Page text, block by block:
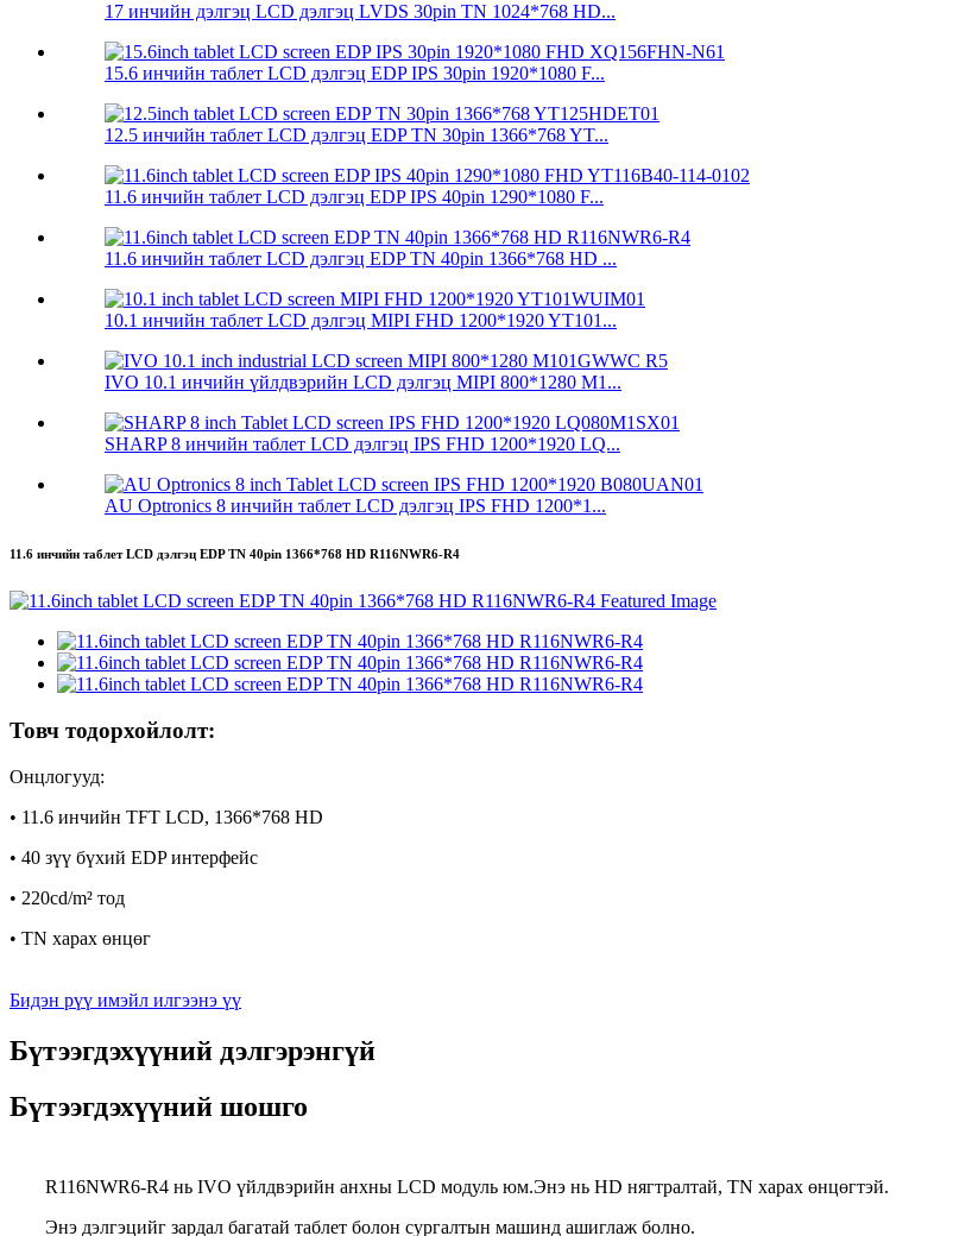
17 инчийн дэлгэц LCD дэлгэц LVDS 30pin TN 1024*768 HD...
15.6 инчийн таблет LCD дэлгэц EDP IPS 30pin 1920*1080 F...
12.5 инчийн таблет LCD дэлгэц EDP TN 30pin 1366*768 YT...
11.6 инчийн таблет LCD дэлгэц EDP IPS 40pin 1290*1080 F...
11.6 инчийн таблет LCD дэлгэц EDP TN 40pin 1366*768 HD ...
10.1 инчийн таблет LCD дэлгэц MIPI FHD 1200*1920 YT101...
IVO 10.1 инчийн үйлдвэрийн LCD дэлгэц MIPI 800*1280 M1...
SHARP 8 инчийн таблет LCD дэлгэц IPS FHD 1200*1920 LQ...
AU Optronics 8 инчийн таблет LCD дэлгэц IPS FHD 1200*1...
11.6 инчийн таблет LCD дэлгэц EDP TN 40pin 1366*768 HD R116NWR6-R4
Товч тодорхойлолт:
Онцлогууд:
• 11.6 инчийн TFT LCD, 1366*768 HD
• 40 зүү бүхий EDP интерфейс
• 220cd/m² тод
• TN харах өнцөг
Бидэн рүү имэйл илгээнэ үү
Бүтээгдэхүүний дэлгэрэнгүй
Бүтээгдэхүүний шошго
R116NWR6-R4 нь IVO үйлдвэрийн анхны LCD модуль юм.Энэ нь HD нягтралтай, TN харах өнцөгтэй.
Энэ дэлгэцийг зардал багатай таблет болон сургалтын машинд ашиглаж болно.